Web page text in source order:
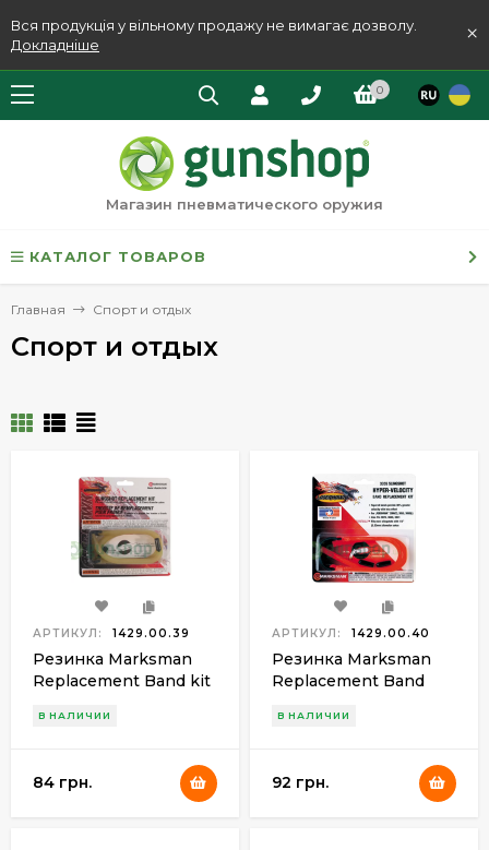
Вся продукція у вільному продажу не вимагає дозволу.
Докладніше
×
0
Магазин пневматического оружия
КАТАЛОГ ТОВАРОВ
Главная Спорт и отдых
Спорт и отдых
АРТИКУЛ: 1429.00.39
Резинка Marksman
Replacement Band kit
В НАЛИЧИИ
84 грн.
АРТИКУЛ: 1429.00.40
Резинка Marksman
Replacement Band
В НАЛИЧИИ
92 грн.